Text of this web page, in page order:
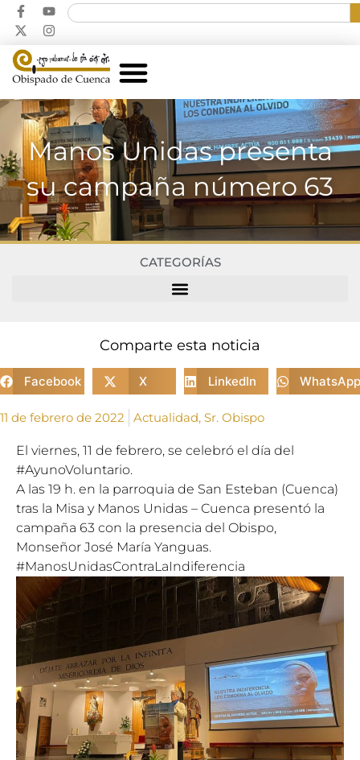
Manos Unidas presenta
su campaña número 63
CATEGORÍAS
Comparte esta noticia
Facebook X LinkedIn WhatsApp
11 de febrero de 2022 Actualidad, Sr. Obispo
El viernes, 11 de febrero, se celebró el día del
#AyunoVoluntario.
A las 19 h. en la parroquia de San Esteban (Cuenca)
tras la Misa y Manos Unidas – Cuenca presentó la
campaña 63 con la presencia del Obispo,
Monseñor José María Yanguas.
#ManosUnidasContraLaIndiferencia